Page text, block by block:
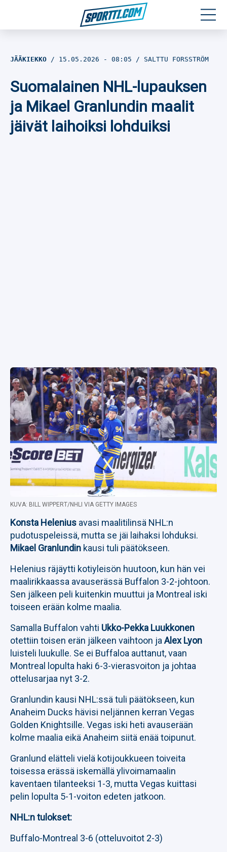
Jalkapallo
Yleisurheilu
JÄÄKIEKKO 15.05.2026 - 08:05 SALTTU FORSSTRÖM
Suomalainen NHL-lupauksen
ja Mikael Granlundin maalit
jäivät laihoiksi lohduiksi
KUVA: BILL WIPPERT/NHLI VIA GETTY IMAGES
Konsta Helenius avasi maalitilinsä NHL:n
pudotuspeleissä, mutta se jäi laihaksi lohduksi.
Mikael Granlundin kausi tuli päätökseen.
Helenius räjäytti kotiyleisön huutoon, kun hän vei
maalirikkaassa avauserässä Buffalon 3-2-johtoon.
Sen jälkeen peli kuitenkin muuttui ja Montreal iski
toiseen erään kolme maalia.
Samalla Buffalon vahti Ukko-Pekka Luukkonen
otettiin toisen erän jälkeen vaihtoon ja Alex Lyon
luisteli luukulle. Se ei Buffaloa auttanut, vaan
Montreal lopulta haki 6-3-vierasvoiton ja johtaa
ottelusarjaa nyt 3-2.
Granlundin kausi NHL:ssä tuli päätökseen, kun
Anaheim Ducks hävisi neljännen kerran Vegas
Golden Knightsille. Vegas iski heti avauserään
kolme maalia eikä Anaheim siitä enää toipunut.
Granlund elätteli vielä kotijoukkueen toiveita
toisessa erässä iskemällä ylivoimamaalin
kaventaen tilanteeksi 1-3, mutta Vegas kuittasi
pelin lopulta 5-1-voiton edeten jatkoon.
NHL:n tulokset:
Buffalo-Montreal 3-6 (otteluvoitot 2-3)